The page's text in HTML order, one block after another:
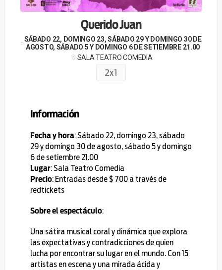
Querido Juan
SÁBADO 22, DOMINGO 23, SÁBADO 29 Y DOMINGO 30 DE
AGOSTO, SÁBADO 5 Y DOMINGO 6 DE SETIEMBRE 21.00
SALA TEATRO COMEDIA
2x1
Información
Fecha y hora: Sábado 22, domingo 23, sábado
29 y domingo 30 de agosto, sábado 5 y domingo
6 de setiembre 21.00
Lugar: Sala Teatro Comedia
Precio: Entradas desde $ 700 a través de
redtickets
Sobre el espectáculo:
Una sátira musical coral y dinámica que explora
las expectativas y contradicciones de quien
lucha por encontrar su lugar en el mundo. Con 15
artistas en escena y una mirada ácida y